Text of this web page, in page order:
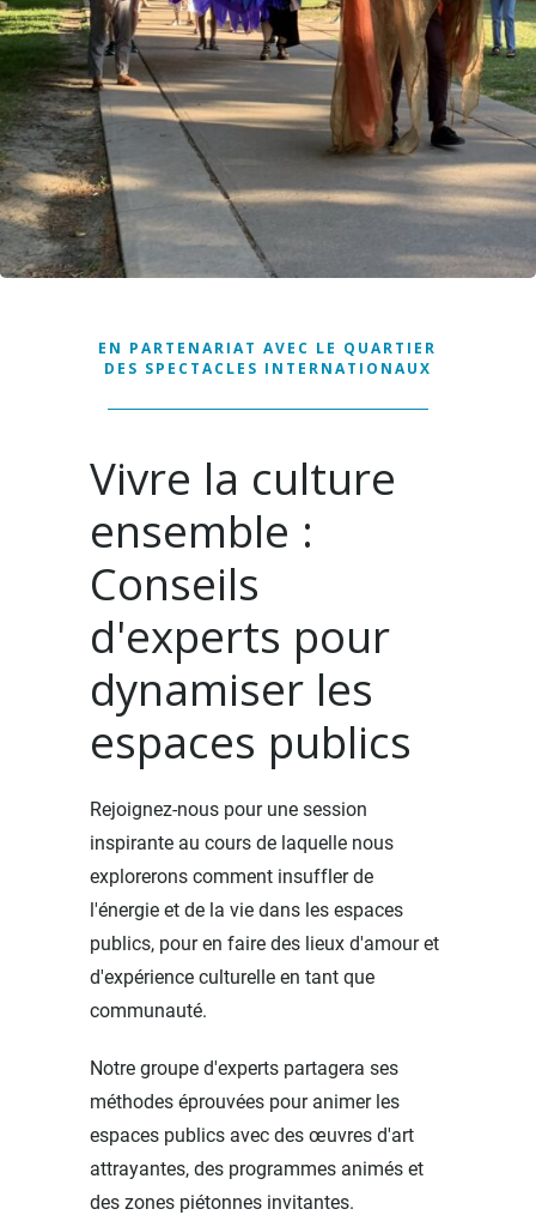
EN PARTENARIAT AVEC LE QUARTIER
DES SPECTACLES INTERNATIONAUX
Vivre la culture
ensemble :
Conseils
d'experts pour
dynamiser les
espaces publics
Rejoignez-nous pour une session
inspirante au cours de laquelle nous
explorerons comment insuffler de
l'énergie et de la vie dans les espaces
publics, pour en faire des lieux d'amour et
d'expérience culturelle en tant que
communauté.
Notre groupe d'experts partagera ses
méthodes éprouvées pour animer les
espaces publics avec des œuvres d'art
attrayantes, des programmes animés et
des zones piétonnes invitantes.